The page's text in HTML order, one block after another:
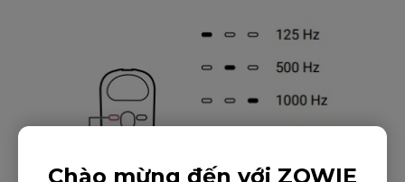
Chào mừng đến với ZOWIE